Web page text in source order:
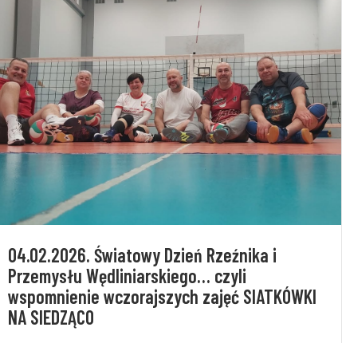
04.02.2026. Światowy Dzień Rzeźnika i
Przemysłu Wędliniarskiego… czyli
wspomnienie wczorajszych zajęć SIATKÓWKI
NA SIEDZĄCO